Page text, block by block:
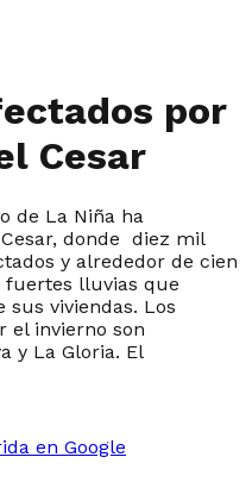
por
Cesar
de La Niña ha
donde diez mil
y alrededor de cien
lluvias que
viviendas. Los
el invierno son
y La Gloria. El
en Google